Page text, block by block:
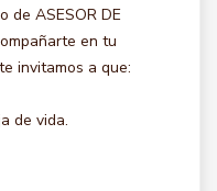
de ASESOR DE
en tu
invitamos a que:
de vida.